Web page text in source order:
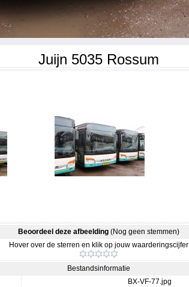
Juijn 5035 Rossum
Beoordeel deze afbeelding (Nog geen stemmen)
Hover over de sterren en klik op jouw waarderingscijfer
Bestandsinformatie
BX-VF-77.jpg